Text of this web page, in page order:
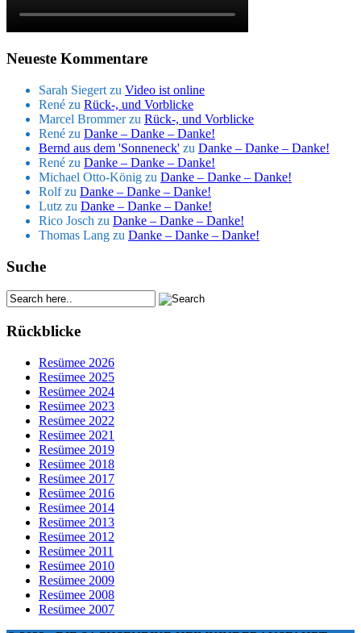
Neueste Kommentare
Sarah Siegert zu Video ist online
René zu Rück-, und Vorblicke
Marcel Brommerzu Rück-, und Vorblicke
René zu Danke – Danke – Danke!
Bernd aus dem 'Sonneneck' zu Danke – Danke – Danke!
René zu Danke – Danke – Danke!
Michael Otto-König zu Danke – Danke – Danke!
Rolfzu Danke – Danke – Danke!
Lutz zu Danke – Danke – Danke!
Rico Josch zu Danke – Danke – Danke!
Thomas Lang zu Danke – Danke – Danke!
Suche
Rückblicke
Resümee 2026
Resümee 2025
Resümee 2024
Resümee 2023
Resümee 2022
Resümee 2021
Resümee 2019
Resümee 2018
Resümee 2017
Resümee 2016
Resümee 2014
Resümee 2013
Resümee 2012
Resümee 2011
Resümee 2010
Resümee 2009
Resümee 2008
Resümee 2007